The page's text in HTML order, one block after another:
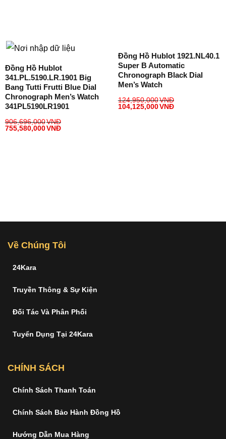
Đồng Hồ Hublot
341.PL.5190.LR.1901 Big
Bang Tutti Frutti Blue Dial
Chronograph Men’s Watch
341PL5190LR1901
906,696,000VNĐ
755,580,000VNĐ
Đồng Hồ Hublot 1921.NL40.1
Super B Automatic
Chronograph Black Dial
Men’s Watch
124,950,000VNĐ
104,125,000VNĐ
Về Chúng Tôi
24Kara
Truyền Thông & Sự Kiện
Đối Tác Và Phân Phối
Tuyển Dụng Tại 24Kara
CHÍNH SÁCH
Chính Sách Thanh Toán
Chính Sách Bảo Hành Đồng Hồ
Hướng Dẫn Mua Hàng